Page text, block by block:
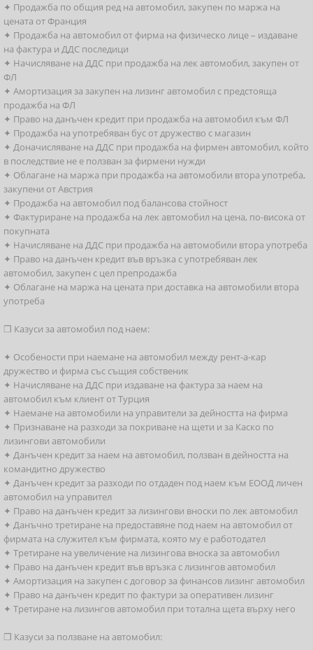
✦ Продажба по общия ред на автомобил, закупен по маржа на
цената от Франция
✦ Продажба на автомобил от фирма на физическо лице – издаване
на фактура и ДДС последици
✦ Начисляване на ДДС при продажба на лек автомобил, закупен от
ФЛ
✦ Амортизация за закупен на лизинг автомобил с предстояща
продажба на ФЛ
✦ Право на данъчен кредит при продажба на автомобил към ФЛ
✦ Продажба на употребяван бус от дружество с магазин
✦ Доначисляване на ДДС при продажба на фирмен автомобил, който
в последствие не е ползван за фирмени нужди
✦ Облагане на маржа при продажба на автомобили втора употреба,
закупени от Австрия
✦ Продажба на автомобил под балансова стойност
✦ Фактуриране на продажба на лек автомобил на цена, по-висока от
покупната
✦ Начисляване на ДДС при продажба на автомобили втора употреба
✦ Право на данъчен кредит във връзка с употребяван лек
автомобил, закупен с цел препродажба
✦ Облагане на маржа на цената при доставка на автомобили втора
употреба
❒ Казуси за автомобил под наем:
✦ Особености при наемане на автомобил между рент-а-кар
дружество и фирма със същия собственик
✦ Начисляване на ДДС при издаване на фактура за наем на
автомобил към клиент от Турция
✦ Наемане на автомобили на управители за дейността на фирма
✦ Признаване на разходи за покриване на щети и за Каско по
лизингови автомобили
✦ Данъчен кредит за наем на автомобил, ползван в дейността на
командитно дружество
✦ Данъчен кредит за разходи по отдаден под наем към ЕООД личен
автомобил на управител
✦ Право на данъчен кредит за лизингови вноски по лек автомобил
✦ Данъчно третиране на предоставяне под наем на автомобил от
фирмата на служител към фирмата, която му е работодател
✦ Третиране на увеличение на лизингова вноска за автомобил
✦ Право на данъчен кредит във връзка с лизингов автомобил
✦ Амортизация на закупен с договор за финансов лизинг автомобил
✦ Право на данъчен кредит по фактури за оперативен лизинг
✦ Третиране на лизингов автомобил при тотална щета върху него
❒ Казуси за ползване на автомобил: